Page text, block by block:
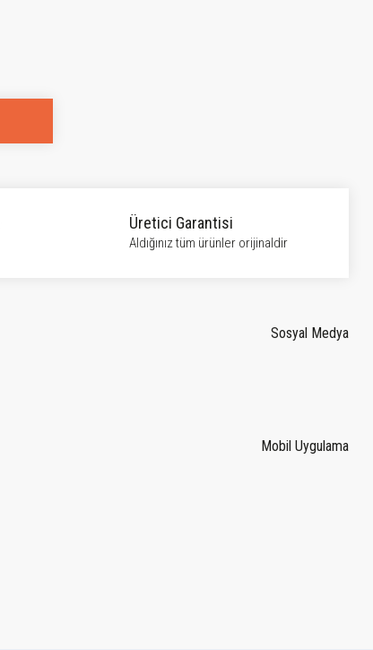
Üretici Garantisi
Aldığınız tüm ürünler orijinaldir
Sosyal Medya
Mobil Uygulama